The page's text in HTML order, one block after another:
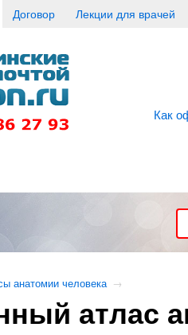
Договор Лекции для врачей
Как
анатомии человека →
атлас